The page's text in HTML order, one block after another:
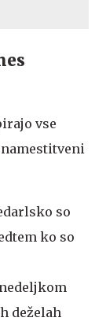
vse
so
ko so
deželah